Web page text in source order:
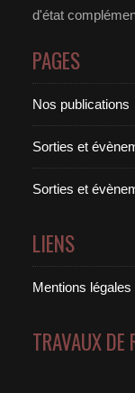
d'état
PAGES
Nos publications
Sorties et
Sorties et
LIENS
Mentions
TRAVAUX DE